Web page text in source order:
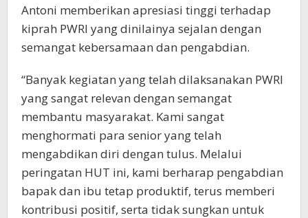
Antoni memberikan apresiasi tinggi terhadap
kiprah PWRI yang dinilainya sejalan dengan
semangat kebersamaan dan pengabdian.
“Banyak kegiatan yang telah dilaksanakan PWRI
yang sangat relevan dengan semangat
membantu masyarakat. Kami sangat
menghormati para senior yang telah
mengabdikan diri dengan tulus. Melalui
peringatan HUT ini, kami berharap pengabdian
bapak dan ibu tetap produktif, terus memberi
kontribusi positif, serta tidak sungkan untuk